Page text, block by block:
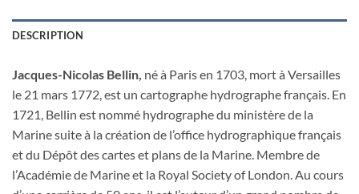
DESCRIPTION
Jacques-Nicolas Bellin, né à Paris en 1703, mort à Versailles
le 21 mars 1772, est un cartographe hydrographe français. En
1721, Bellin est nommé hydrographe du ministère de la
Marine suite à la création de l’office hydrographique français
et du Dépôt des cartes et plans de la Marine. Membre de
l’Académie de Marine et la Royal Society of London. Au cours